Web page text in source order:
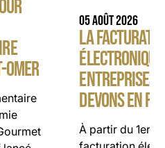
OMER
05 AOÛT 2026
LA
ENTREPRISES,
DEVONS EN
À partir du 1er